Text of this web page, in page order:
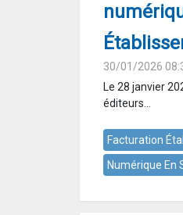
30/01/2026
Le 28 janvier
éditeurs...
Facturation
Numérique En